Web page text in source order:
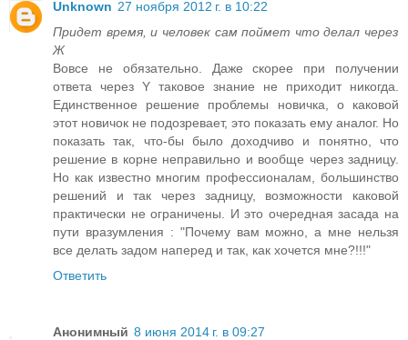
Unknown 27 ноября 2012 г. в 10:22
Придет время, и человек сам поймет что делал через
Ж
Вовсе не обязательно. Даже скорее при получении
ответа через Y таковое знание не приходит никогда.
Единственное решение проблемы новичка, о каковой
этот новичок не подозревает, это показать ему аналог. Но
показать так, что-бы было доходчиво и понятно, что
решение в корне неправильно и вообще через задницу.
Но как известно многим профессионалам, большинство
решений и так через задницу, возможности каковой
практически не ограничены. И это очередная засада на
пути вразумления : "Почему вам можно, а мне нельзя
все делать задом наперед и так, как хочется мне?!!!"
Ответить
Анонимный 8 июня 2014 г. в 09:27